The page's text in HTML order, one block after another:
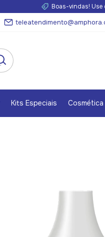
Boas-vindas! Use
Kits Especiais Cosmética